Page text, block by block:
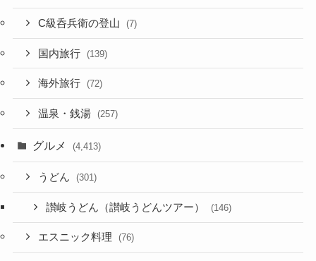
C級呑兵衛の登山 (7)
国内旅行 (139)
海外旅行 (72)
温泉・銭湯 (257)
グルメ (4,413)
うどん (301)
讃岐うどん（讃岐うどんツアー） (146)
エスニック料理 (76)